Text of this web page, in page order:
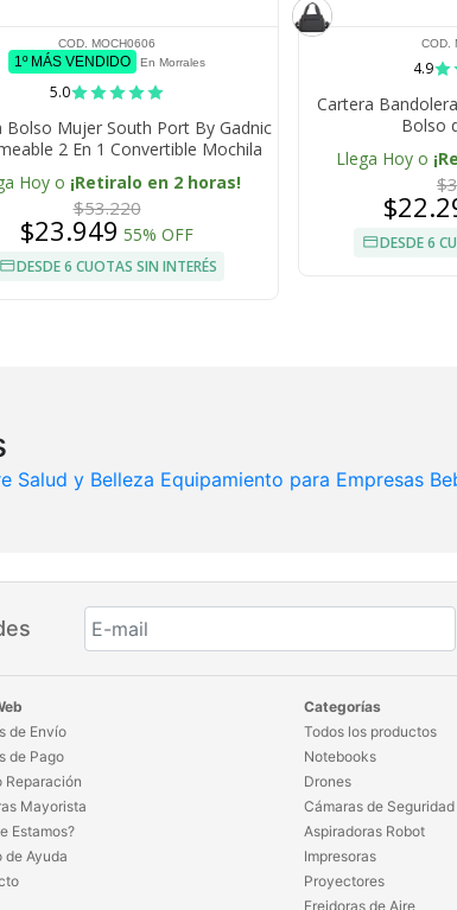
COD. MOCH0606
1º MÁS VENDIDO En Morrales
5.0
Bolso Mujer South Port By Gadnic
2 En 1 Convertible Mochila
Nylon Negro Gran Capacidad
Hoy o ¡Retiralo en 2 horas!
$53.220
$23.949 55% OFF
DESDE 6 CUOTAS SIN INTERÉS
COD.
4.9
Cartera
Bolso
Llega Hoy o
DESDE 6
Salud y Belleza Equipamiento para Empresas
de Envío
de Pago
Reparación
Mayorista
Estamos?
de Ayuda
Categorías
Todos los productos
Notebooks
Drones
Cámaras de Seguridad
Aspiradoras Robot
Impresoras
Proyectores
Freidoras de Aire